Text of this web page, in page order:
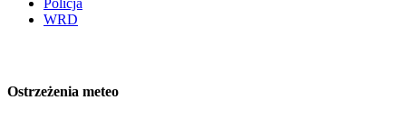
WRD
Ostrzeżenia meteo